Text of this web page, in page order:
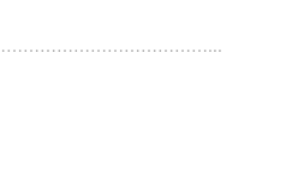
荒…………………………………………...